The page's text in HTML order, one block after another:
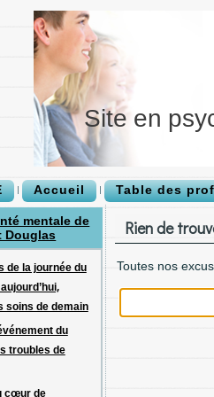
Site en
Accueil
Table des
mentale de
Douglas
de la journée du
de demain
du
troubles de
Rien de
Toutes nos